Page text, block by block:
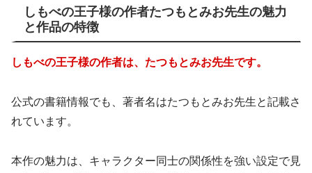
しもべの王子様の作者たつもとみお先生の魅力
と作品の特徴
しもべの王子様の作者は、たつもとみお先生です。
公式の書籍情報でも、著者名はたつもとみお先生と記載さ
れています。
本作の魅力は、キャラクター同士の関係性を強い設定で見